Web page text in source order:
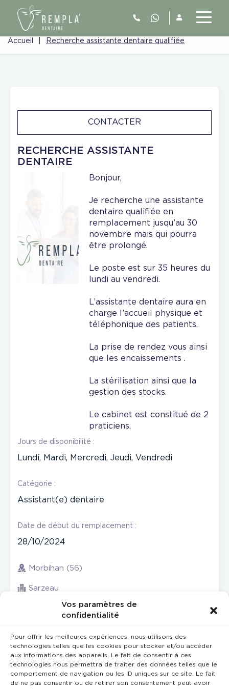
Vos paramètres de
confidentialité
Pour offrir les meilleures expériences, nous utilisons des
technologies telles que les cookies pour stocker et/ou accéder
aux informations des appareils. Le fait de consentir à ces
technologies nous permettra de traiter des données telles que le
comportement de navigation ou les ID uniques sur ce site. Le fait
de ne pas consentir ou de retirer son consentement peut avoir
Accueil Recherche assistante dentaire qualifiée
RECHERCHE ASSISTANTE
DENTAIRE
CONTACTER
Bonjour,
Je recherche une assistante
dentaire qualifiée en
remplacement jusqu’au 30
novembre mais qui pourra
être prolongé.
Le poste est sur 35 heures du
lundi au vendredi.
L’assistante dentaire aura en
charge l’accueil physique et
téléphonique des patients.
La prise de rendez vous ainsi
que les encaissements .
La stérilisation ainsi que la
gestion des stocks.
Le cabinet est constitué de 2
praticiens.
Jours de disponibilité :
Lundi, Mardi, Mercredi, Jeudi, Vendredi
Catégorie :
Assistant(e) dentaire
Date de début du remplacement :
28/10/2024
Morbihan (56)
Sarzeau